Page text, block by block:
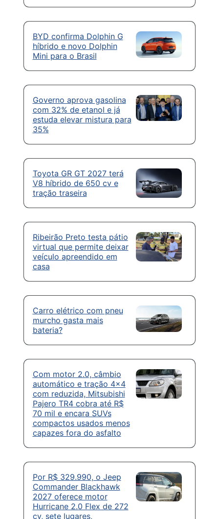
BYD confirma Dolphin G
híbrido e novo Dolphin
Mini para o Brasil
Governo aprova gasolina
com 32% de etanol e já
estuda elevar mistura para
35%
Toyota GR GT 2027 terá
V8 híbrido de 650 cv e
tração traseira
Ribeirão Preto testa pátio
virtual que permite deixar
veículo apreendido em
casa
Carro elétrico com pneu
murcho gasta mais
bateria?
Com motor 2.0, câmbio
automático e tração 4×4
com reduzida, Mitsubishi
Pajero TR4 cobra até R$
70 mil e encara SUVs
compactos usados menos
capazes fora do asfalto
Por R$ 329.990, o Jeep
Commander Blackhawk
2027 oferece motor
Hurricane 2.0 Flex de 272
cv, sete lugares,